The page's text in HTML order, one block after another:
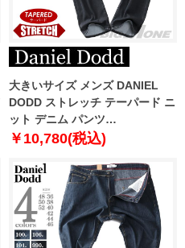
大きいサイズ メンズ DANIEL
DODD ストレッチ テーパード ニ
ット デニム パンツ
azd229014101t
￥10,780(税込)